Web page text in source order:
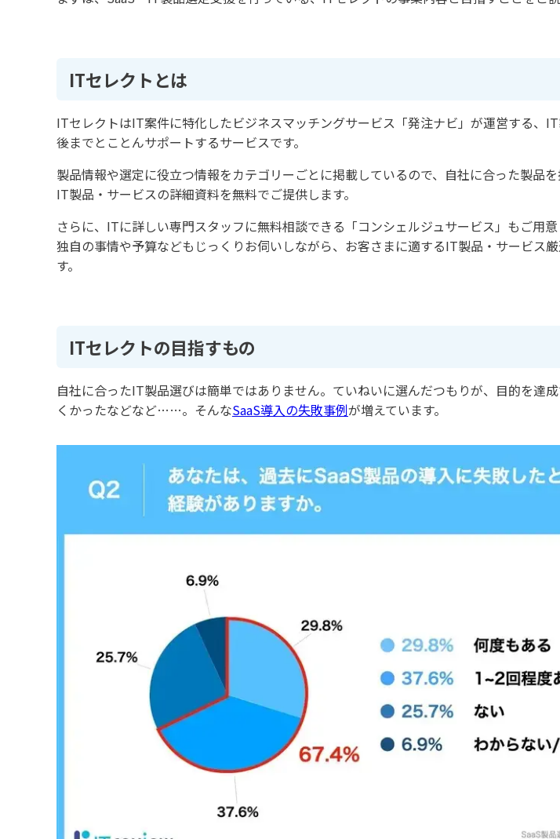
ITセレクトとは
ITセレクトはIT案件に特化したビジネスマッチングサービス「発注ナビ」が運営する、
後までとことんサポートするサービスです。
製品情報や選定に役立つ情報をカテゴリーごとに掲載しているので、自社に合った製品
IT製品・サービスの詳細資料を無料でご提供します。
さらに、ITに詳しい専門スタッフに無料相談できる「コンシェルジュサービス」もご用
独自の事情や予算などもじっくりお伺いしながら、お客さまに適するIT製品・サービス
す。
ITセレクトの目指すもの
自社に合ったIT製品選びは簡単ではありません。ていねいに選んだつもりが、目的を達
くかったなどなど……。そんなSaaS導入の失敗事例が増えています。